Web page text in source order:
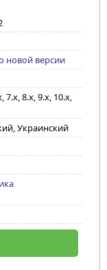
новой версии
7.x, 8.x, 9.x, 10.x,
Украинский